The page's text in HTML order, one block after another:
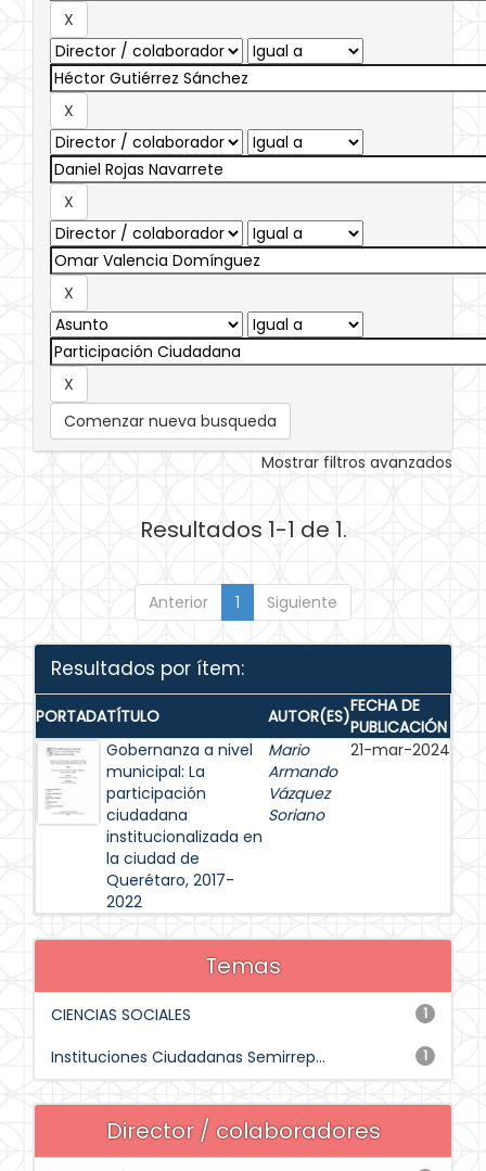
Comenzar nueva busqueda
Mostrar filtros avanzados
Resultados 1-1 de 1.
Anterior 1 Siguiente
Resultados por ítem:
PORTADATÍTULO AUTOR(ES)FECHA DE
PUBLICACIÓN
Gobernanza a nivel
municipal: La
participación
ciudadana
institucionalizada en
la ciudad de
Querétaro, 2017-
2022
Mario
Armando
Vázquez
Soriano
21-mar-2024
Temas
1
CIENCIAS SOCIALES
1
Instituciones Ciudadanas Semirrep...
Director / colaboradores